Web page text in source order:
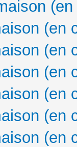
(en
(en
(en
(en
(en
(en